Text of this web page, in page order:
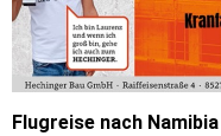
Flugreise nach Namibia